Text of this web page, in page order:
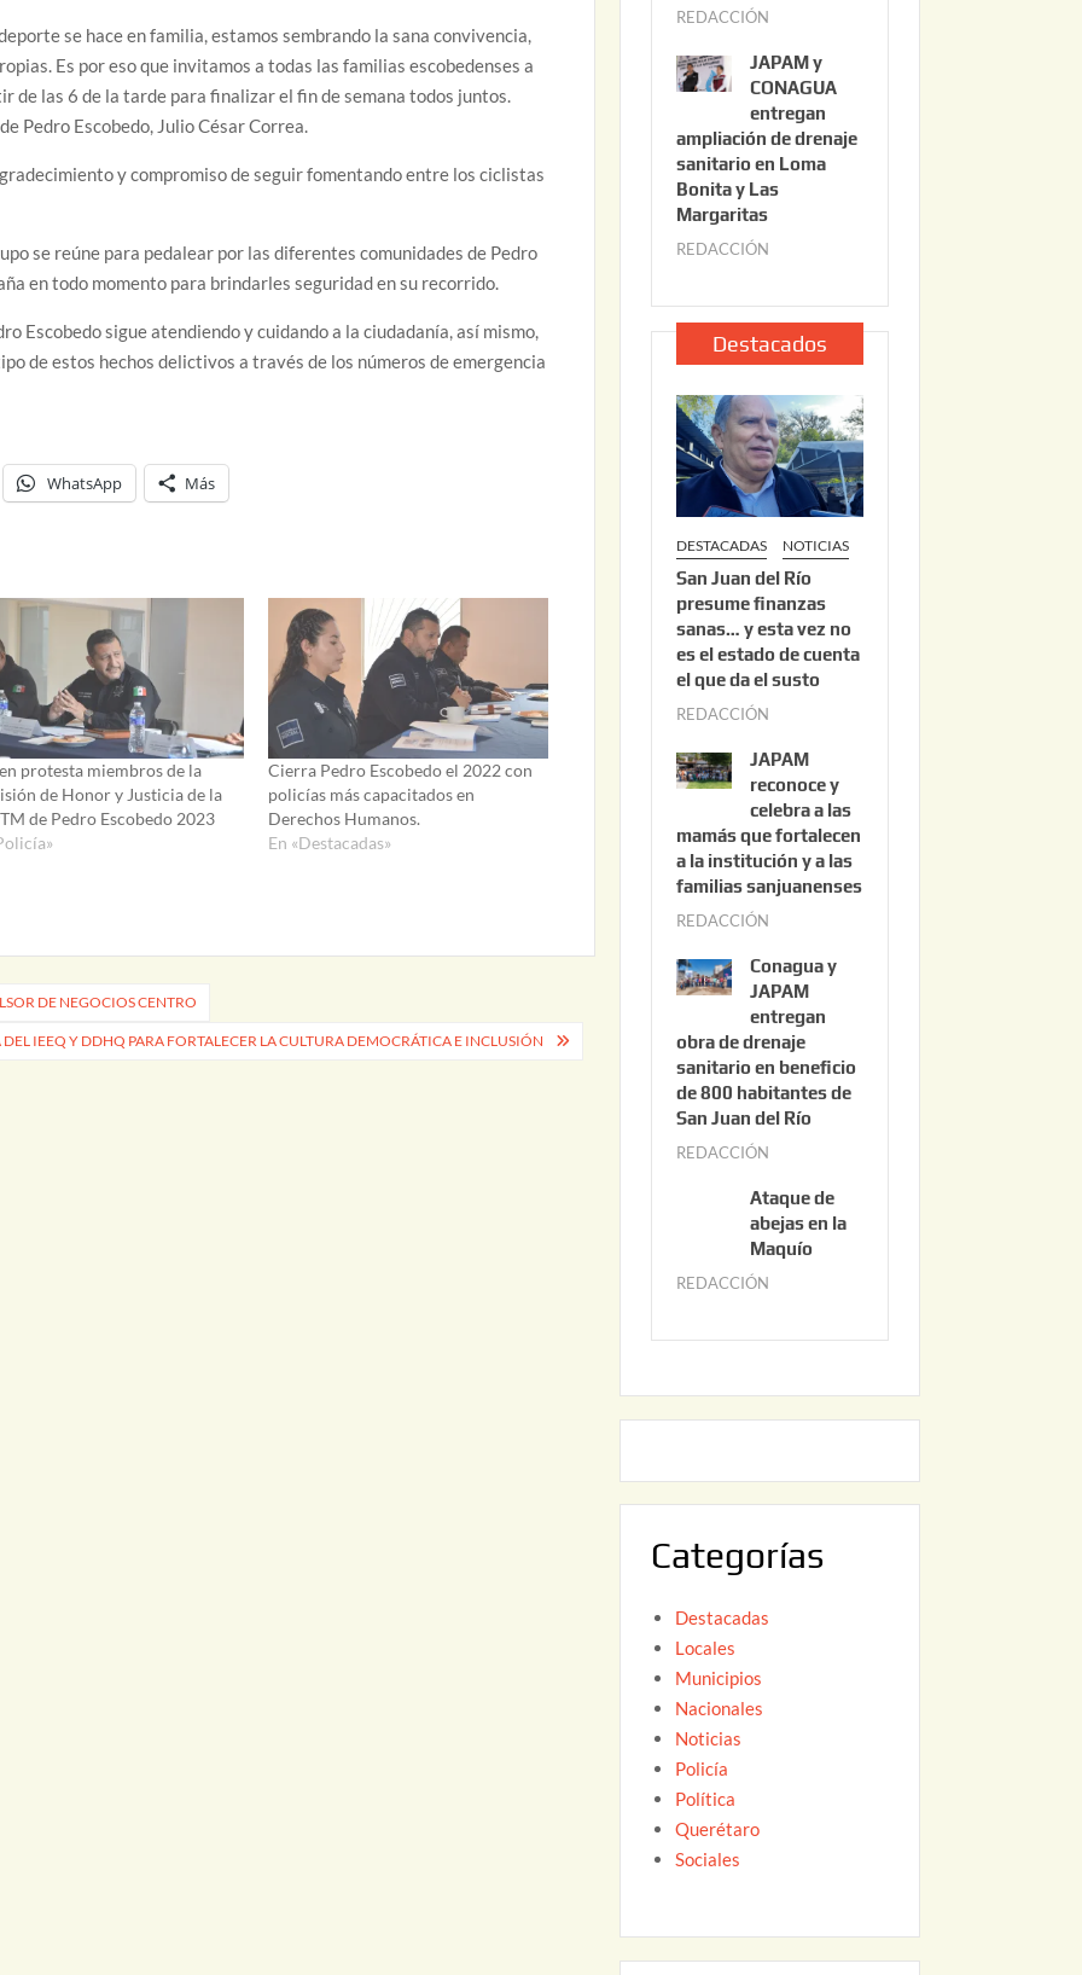
se hace en familia, estamos sembrando la sana convivencia,
Es por eso que invitamos a todas las familias escobedenses a
de las 6 de la tarde para finalizar el fin de semana todos juntos.
Pedro Escobedo, Julio César Correa.
y compromiso de seguir fomentando entre los ciclistas
se reúne para pedalear por las diferentes comunidades de Pedro
en todo momento para brindarles seguridad en su recorrido.
Escobedo sigue atendiendo y cuidando a la ciudadanía, así mismo,
de estos hechos delictivos a través de los números de emergencia
WhatsApp Más
protesta miembros de la
de Honor y Justicia de la
de Pedro Escobedo 2023
Cierra Pedro Escobedo el 2022 con
policías más capacitados en
Derechos Humanos.
En «Destacadas»
DE NEGOCIOS CENTRO
IEEQ Y DDHQ PARA FORTALECER LA CULTURA DEMOCRÁTICA E INCLUSIÓN
REDACCIÓN
l
i
o
2
2
2
6
JAPAM y
CONAGUA
entregan
ampliación de drenaje
sanitario en Loma
Bonita y Las
Margaritas
REDACCIÓN
l
i
o
2
2
,
2
0
2
6
Destacados
DESTACADAS NOTICIAS
San Juan del Río
presume finanzas
sanas… y esta vez no
es el estado de cuenta
el que da el susto
REDACCIÓN
s
t
o
3
0
2
6
JAPAM
reconoce y
celebra a las
mamás que fortalecen
a la institución y a las
familias sanjuanenses
REDACCIÓN
n
i
o
3
0
0
2
6
Conagua y
JAPAM
entregan
obra de drenaje
sanitario en beneficio
de 800 habitantes de
San Juan del Río
REDACCIÓN
n
i
0
2
Ataque de
abejas en la
Maquío
REDACCIÓN
y
2
Categorías
Destacadas
Locales
Municipios
Nacionales
Noticias
Policía
Política
Querétaro
Sociales